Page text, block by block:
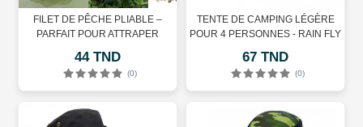
FILET DE PÊCHE PLIABLE –
PARFAIT POUR ATTRAPER
44 TND
(0)
TENTE DE CAMPING LÉGÈRE
POUR 4 PERSONNES - RAIN FLY
67 TND
(0)